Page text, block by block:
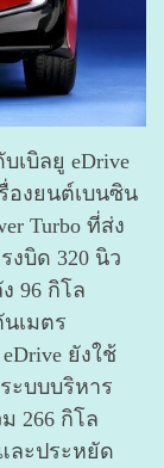
บิลยู eDrive
องยนต์เบนซิน
Turbo ที่ส่ง
งบิด 320 นิว
96 กิโล
เมตร
ยังใช้
ะบบบริหาร
266 กิโล
ละประหยัด